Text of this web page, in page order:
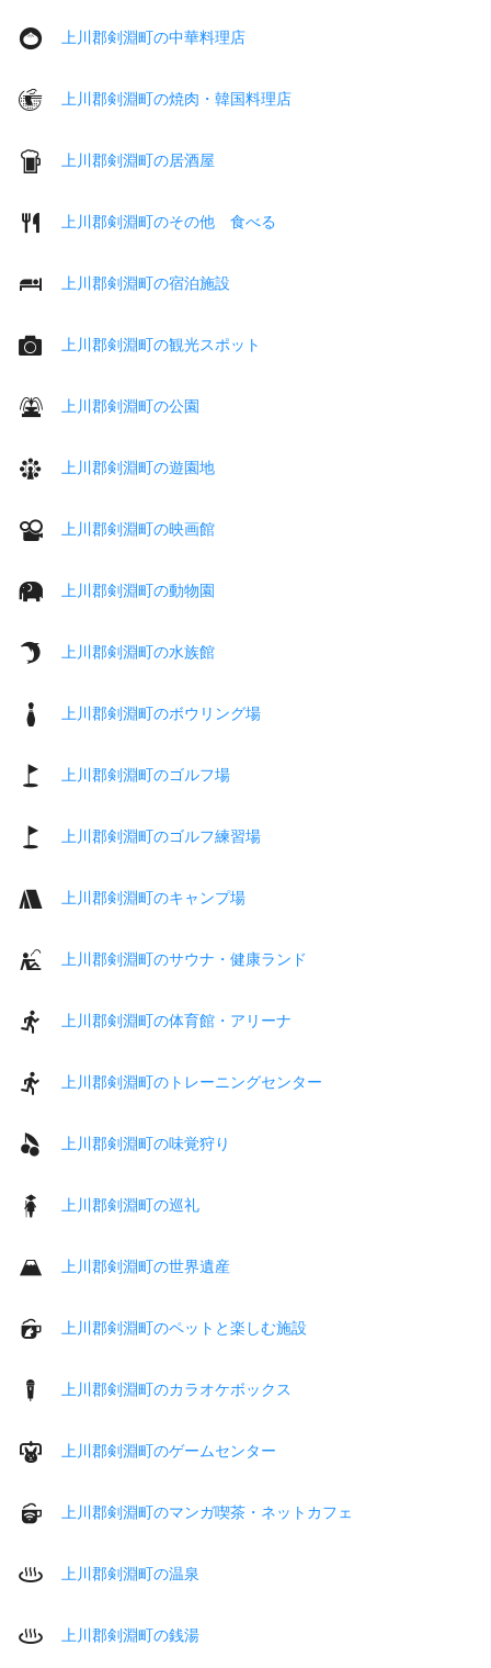
上川郡剣淵町の中華料理店
上川郡剣淵町の焼肉・韓国料理店
上川郡剣淵町の居酒屋
上川郡剣淵町のその他 食べる
上川郡剣淵町の宿泊施設
上川郡剣淵町の観光スポット
上川郡剣淵町の公園
上川郡剣淵町の遊園地
上川郡剣淵町の映画館
上川郡剣淵町の動物園
上川郡剣淵町の水族館
上川郡剣淵町のボウリング場
上川郡剣淵町のゴルフ場
上川郡剣淵町のゴルフ練習場
上川郡剣淵町のキャンプ場
上川郡剣淵町のサウナ・健康ランド
上川郡剣淵町の体育館・アリーナ
上川郡剣淵町のトレーニングセンター
上川郡剣淵町の味覚狩り
上川郡剣淵町の巡礼
上川郡剣淵町の世界遺産
上川郡剣淵町のペットと楽しむ施設
上川郡剣淵町のカラオケボックス
上川郡剣淵町のゲームセンター
上川郡剣淵町のマンガ喫茶・ネットカフェ
上川郡剣淵町の温泉
上川郡剣淵町の銭湯